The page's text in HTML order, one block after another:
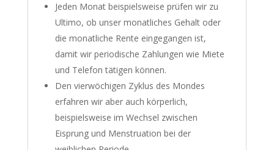
Jeden Monat beispielsweise prüfen wir zu
Ultimo, ob unser monatliches Gehalt oder
die monatliche Rente eingegangen ist,
damit wir periodische Zahlungen wie Miete
und Telefon tätigen können.
Den vierwöchigen Zyklus des Mondes
erfahren wir aber auch körperlich,
beispielsweise im Wechsel zwischen
Eisprung und Menstruation bei der